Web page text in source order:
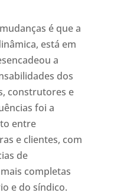
é que a
está em
a
dos
construtores e
foi a
entre
e clientes, com
de
completas
e do síndico.